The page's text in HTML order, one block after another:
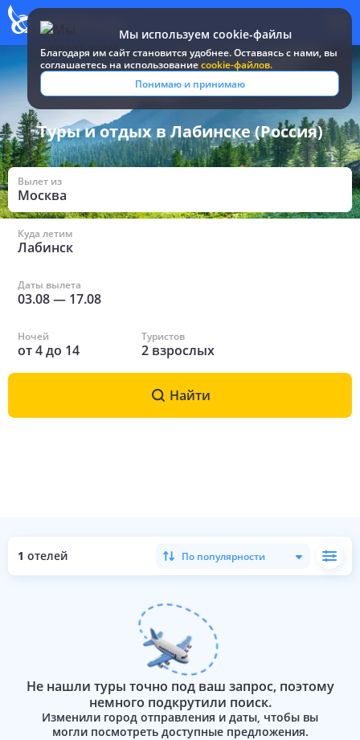
Мы используем cookie-файлы
Благодаря им сайт становится удобнее. Оставаясь c нами, вы
соглашаетесь на использованиеcookie-файлов.
Понимаю и принимаю
Все туры и путевки / Россия / в Лабинске
Туры и отдых в Лабинске (Россия)
Вылет из
Москва
Куда летим
Лабинск
Даты вылета
03.08— 17.08
Ночей
от4до 14
Туристов
2 взрослых
Найти
1 отелей По популярности
Не нашли туры точно под ваш запрос, поэтому
немного подкрутили поиск.
Изменили город отправления и даты, чтобы вы
могли посмотреть доступные предложения.